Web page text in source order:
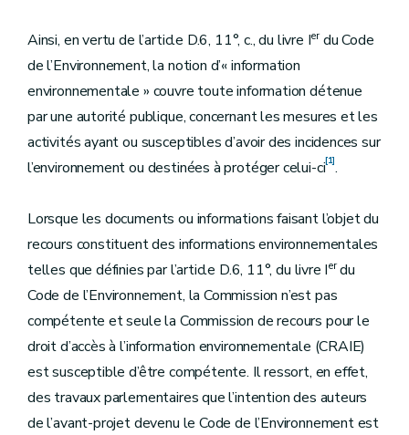
Ainsi, en vertu de l’article D.6, 11°, c., du livre Ierdu Code
de l’Environnement, la notion d’« information
environnementale » couvre toute information détenue
par une autorité publique, concernant les mesures et les
activités ayant ou susceptibles d’avoir des incidences sur
l’environnement ou destinées à protéger celui-ci[1].
Lorsque les documents ou informations faisant l’objet du
recours constituent des informations environnementales
telles que définies par l’article D.6, 11°, du livre Ierdu
Code de l’Environnement, la Commission n’est pas
compétente et seule la Commission de recours pour le
droit d’accès à l’information environnementale (CRAIE)
est susceptible d’être compétente. Il ressort, en effet,
des travaux parlementaires que l’intention des auteurs
de l’avant-projet devenu le Code de l’Environnement est